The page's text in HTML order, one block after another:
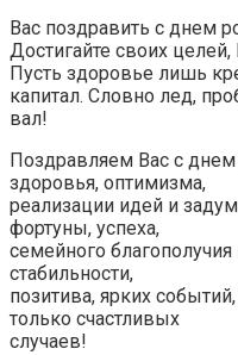
Вас поздравить с днем
Достигайте своих
Пусть здоровье лишь
капитал. Словно лед,
вал!
Поздравляем Вас с
здоровья, оптимизма,
реализации идей и
фортуны, успеха,
семейного
стабильности,
позитива, ярких
только счастливых
случаев!